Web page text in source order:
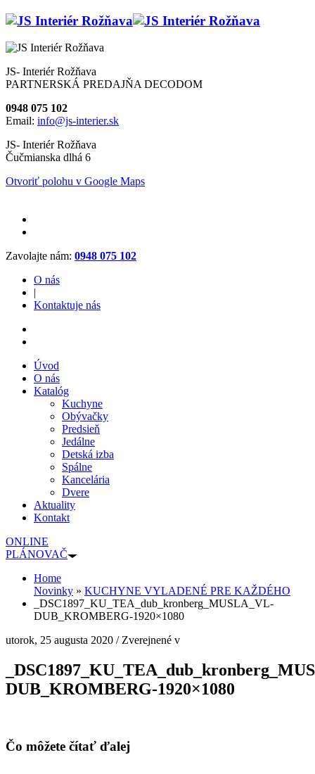
JS- Interiér Rožňava
PARTNERSKÁ PREDAJŇA DECODOM
0948 075 102
Email: info@js-interier.sk
JS- Interiér Rožňava
Čučmianska dlhá 6
Otvoriť polohu v Google Maps
Zavolajte nám: 0948 075 102
O nás
|
Kontaktuje nás
Úvod
O nás
Katalóg
Kuchyne
Obývačky
Predsieň
Jedálne
Detská izba
Spálne
Kancelária
Dvere
Aktuality
Kontakt
ONLINE
PLÁNOVAČ
Home
Novinky » KUCHYNE VYLADENÉ PRE KAŽDÉHO
_DSC1897_KU_TEA_dub_kronberg_MUSLA_VL-
DUB_KROMBERG-1920×1080
utorok, 25 augusta 2020 /Zverejnené v
DUB_KROMBERG-1920×1080
Čo môžete čítať ďalej